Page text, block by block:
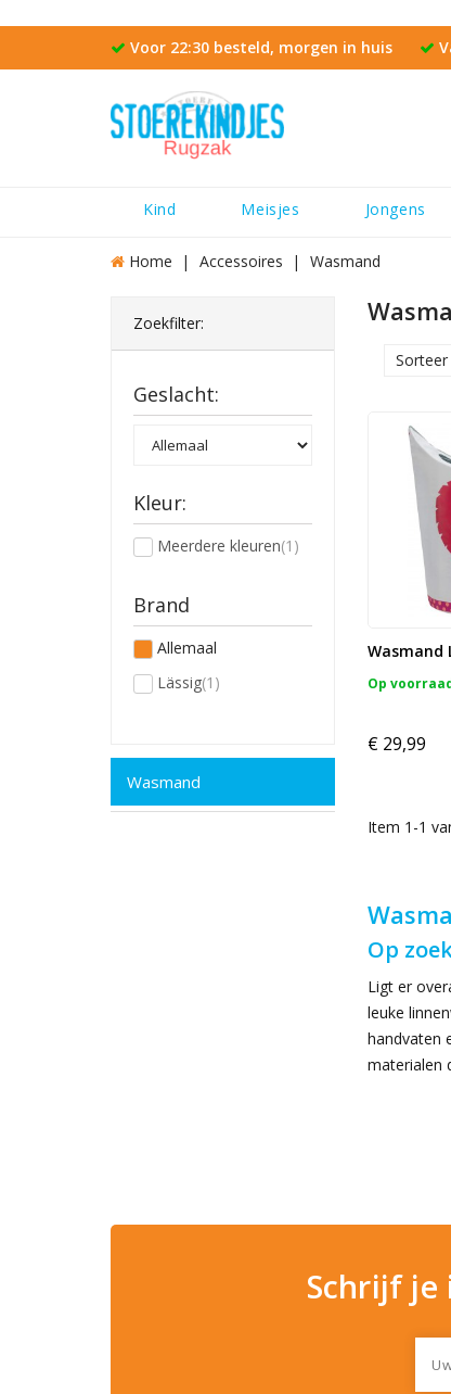
Voor 22:30 besteld, morgen in huis
Kind Meisjes Jongens
Home Accessoires Wasmand
Zoekfilter:
Geslacht:
Kleur:
Meerdere kleuren(1)
Brand
Allemaal
Lässig(1)
Wasmand
Sorteer
Wasmand
Op
€ 29,99
Item 1-1
Op
Ligt er
leuke
handvaten
materialen
Schrijf